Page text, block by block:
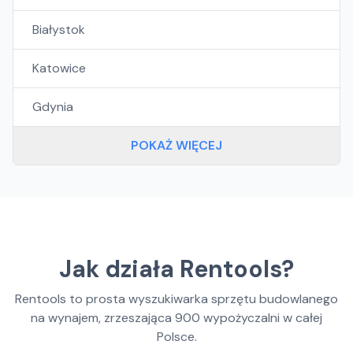
Białystok
Katowice
Gdynia
POKAŻ WIĘCEJ
Jak działa Rentools?
Rentools to prosta wyszukiwarka sprzętu budowlanego
na wynajem, zrzeszająca 900 wypożyczalni w całej
Polsce.